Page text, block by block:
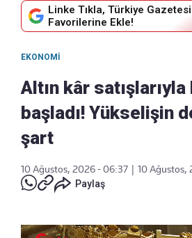
Linke Tıkla, Türkiye
Favorilerine Ekle!
EKONOMI
Altın kâr
başladı! Yükselişin
şart
10 Ağustos, 2026 - 06:37
10 Ağustos,
Paylaş